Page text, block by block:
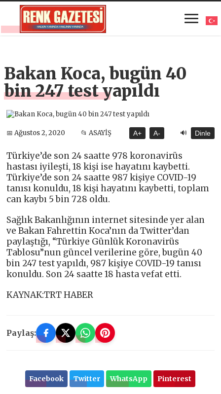
Bakan Koca, bugün 40
bin 247 test yapıldı
📅 Ağustos 2, 2020 📂 ASAYİŞ A+ A- 🔊 Dinle
Türkiye’de son 24 saatte 978 koronavirüs
hastası iyileşti, 18 kişi ise hayatını kaybetti.
Türkiye’de son 24 saatte 987 kişiye COVID-19
tanısı konuldu, 18 kişi hayatını kaybetti, toplam
can kaybı 5 bin 728 oldu.
Sağlık Bakanlığının internet sitesinde yer alan
ve Bakan Fahrettin Koca’nın da Twitter’dan
paylaştığı, “Türkiye Günlük Koronavirüs
Tablosu”nun güncel verilerine göre, bugün 40
bin 247 test yapıldı, 987 kişiye COVID-19 tanısı
konuldu. Son 24 saatte 18 hasta vefat etti.
KAYNAK:TRT HABER
Paylaş:
Facebook Twitter WhatsApp Pinterest